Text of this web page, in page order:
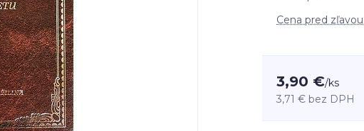
Cena pred zľavou
3,90 €/ks
3,71 € bez DPH